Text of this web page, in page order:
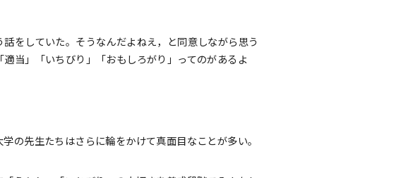
をしていた。そうなんだよねえ，と同意しながら思う
当」「いちびり」「おもしろがり」ってのがあるよ
の先生たちはさらに輪をかけて真面目なことが多い。